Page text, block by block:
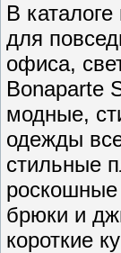
В
для
офиса,
Bonaparte
модные,
одежды
стильные
роскошные
брюки и
короткие